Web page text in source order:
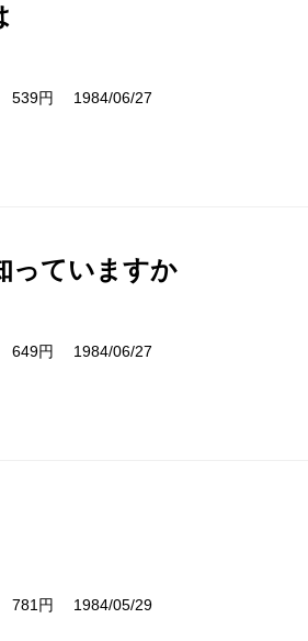
539円 1984/06/27
っていますか
649円 1984/06/27
781円 1984/05/29